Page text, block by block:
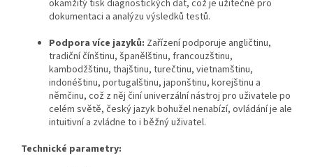
okamžitý tisk diagnostických dat, což je užitečné pro
dokumentaci a analýzu výsledků testů.
Podpora více jazyků: Zařízení podporuje angličtinu,
tradiční čínštinu, španělštinu, francouzštinu,
kambodžštinu, thajštinu, turečtinu, vietnamštinu,
indonéštinu, portugalštinu, japonštinu, korejštinu a
němčinu, což z něj činí univerzální nástroj pro uživatele po
celém světě, český jazyk bohužel nenabízí, ovládání je ale
intuitivní a zvládne to i běžný uživatel.
Technické parametry: